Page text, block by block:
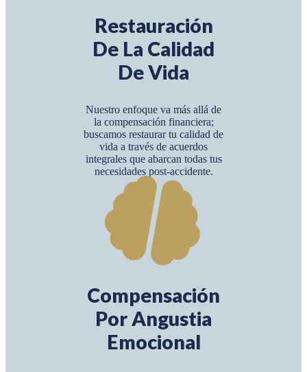
Restauración
De La Calidad
De Vida
Nuestro enfoque va más allá de
la compensación financiera;
buscamos restaurar tu calidad de
vida a través de acuerdos
integrales que abarcan todas tus
necesidades post-accidente.
Compensación
Por Angustia
Emocional